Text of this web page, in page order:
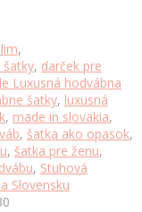
,
šatky, darček pre
Luxusná hodvábna
šatky, luxusná
, made in slovakia,
, šatka ako opasok,
, šatka pre ženu,
, Stuhová
Slovensku